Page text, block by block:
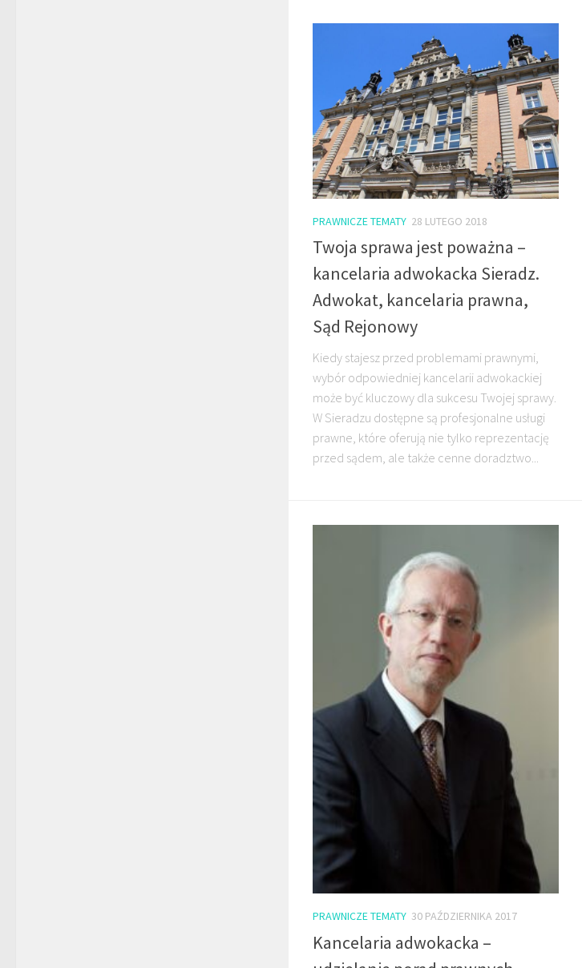
PRAWNICZE TEMATY 28 LUTEGO 2018
Twoja sprawa jest poważna –
kancelaria adwokacka Sieradz.
Adwokat, kancelaria prawna,
Sąd Rejonowy
Kiedy stajesz przed problemami prawnymi,
wybór odpowiedniej kancelarii adwokackiej
może być kluczowy dla sukcesu Twojej sprawy.
W Sieradzu dostępne są profesjonalne usługi
prawne, które oferują nie tylko reprezentację
przed sądem, ale także cenne doradztwo...
PRAWNICZE TEMATY 30 PAŹDZIERNIKA 2017
Kancelaria adwokacka –